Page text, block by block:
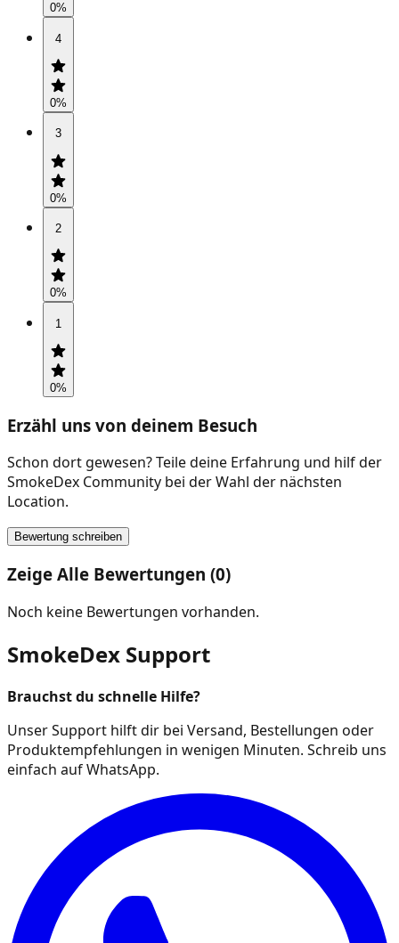
0%
4
0%
3
0%
2
0%
1
0%
Erzähl uns von deinem Besuch
Schon dort gewesen? Teile deine Erfahrung und hilf der
SmokeDex Community bei der Wahl der nächsten
Location.
Bewertung schreiben
Zeige Alle Bewertungen (0)
Noch keine Bewertungen vorhanden.
SmokeDex Support
Brauchst du schnelle Hilfe?
Unser Support hilft dir bei Versand, Bestellungen oder
Produktempfehlungen in wenigen Minuten. Schreib uns
einfach auf WhatsApp.